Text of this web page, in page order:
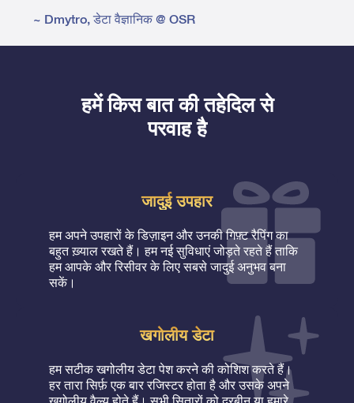
~ Dmytro, डेटा वैज्ञानिक @ OSR
हमें किस बात की तहेदिल से
परवाह है
जादुई उपहार
हम अपने उपहारों के डिज़ाइन और उनकी गिफ़्ट रैपिंग का
बहुत ख़्याल रखते हैं। हम नई सुविधाएं जोड़ते रहते हैं ताकि
हम आपके और रिसीवर के लिए सबसे जादुई अनुभव बना
सकें।
खगोलीय डेटा
हम सटीक खगोलीय डेटा पेश करने की कोशिश करते हैं।
हर तारा सिर्फ़ एक बार रजिस्टर होता है और उसके अपने